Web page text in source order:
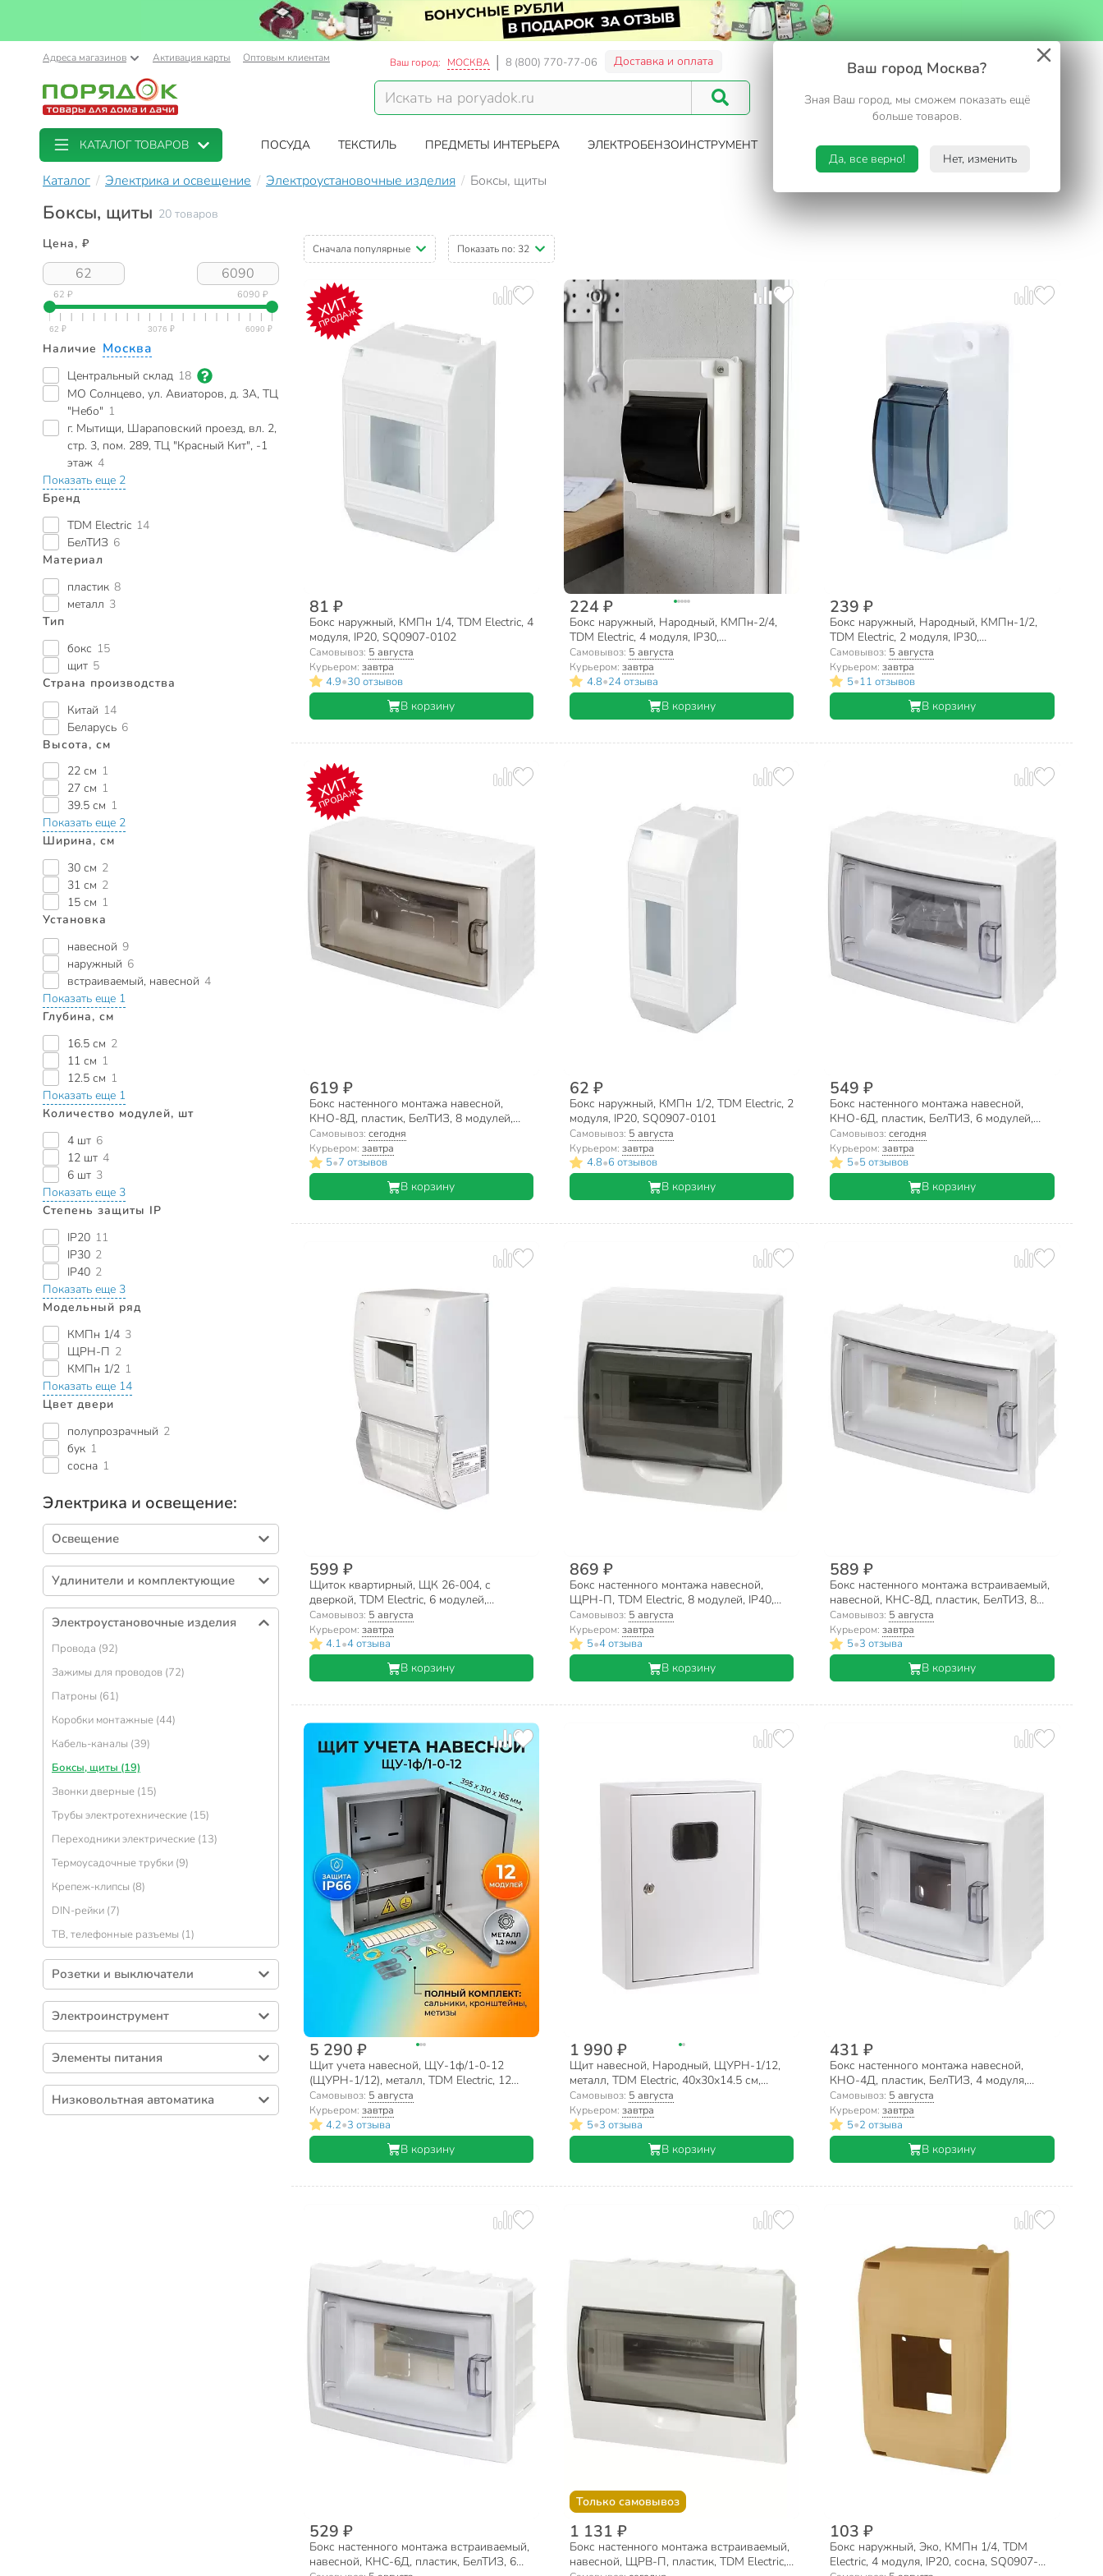
Ваш город Москва?
Зная Ваш город, мы сможем показать ещё
больше товаров.
Да, все верно! Нет, изменить
Адреса магазинов Активация карты Оптовым клиентам Ваш город: МОСКВА 8 (800) 770-77-06 Доставка и оплата
Корзина
КАТАЛОГ ТОВАРОВ ПОСУДА ТЕКСТИЛЬ ПРЕДМЕТЫ ИНТЕРЬЕРА ЭЛЕКТРОБЕНЗОИНСТРУМЕНТ САД И ОГОРОД ТУРИЗМ. ОТДЫХ НА ДАЧЕ
Каталог Электрика и освещение Электроустановочные изделия Боксы, щиты
Боксы, щиты 20 товаров
Цена, ₽
62 ₽ 6090 ₽
Наличие Москва
Центральный склад 18
МО Солнцево, ул. Авиаторов, д. 3А, ТЦ
"Небо" 1
г. Мытищи, Шараповский проезд, вл. 2,
стр. 3, пом. 289, ТЦ "Красный Кит", -1
этаж 4
Показать еще 2
Бренд
TDM Electric 14
БелТИЗ 6
Материал
пластик 8
металл 3
Тип
бокс 15
щит 5
Страна производства
Китай 14
Беларусь 6
Высота, см
22 см 1
27 см 1
39.5 см 1
Показать еще 2
Ширина, см
30 см 2
31 см 2
15 см 1
Установка
навесной 9
наружный 6
встраиваемый, навесной 4
Показать еще 1
Глубина, см
16.5 см 2
11 см 1
12.5 см 1
Показать еще 1
Количество модулей, шт
4 шт 6
12 шт 4
6 шт 3
Показать еще 3
Степень защиты IP
IP20 11
IP30 2
IP40 2
Показать еще 3
Модельный ряд
КМПн 1/4 3
ЩРН-П 2
КМПн 1/2 1
Показать еще 14
Цвет двери
полупрозрачный 2
бук 1
сосна 1
Электрика и освещение:
Освещение
Лампы светодиодные (359)
Светильники настенные и потолочные
(212)
Светильники настольные и напольные (84)
Фонари (62)
Светильники встраиваемые (50)
Прожекторы (39)
Датчики движения, освещения (14)
Лампы галогенные (14)
Ленты светодиодные (12)
Лампы накаливания (11)
Ночники (9)
Лампы переносные (8)
Трансформаторы, драйверы (4)
Плафоны, рассеиватели (2)
Лампы люминесцентные (1)
Удлинители и комплектующие
Удлинители бытовые (216)
Сетевые фильтры (55)
Корпусы удлинителя (51)
Вилки электрические (47)
Удлинители садовые (33)
Тройники (25)
Шнуры с вилкой (20)
Штепсели (19)
Электроустановочные изделия
Провода (92)
Зажимы для проводов (72)
Патроны (61)
Коробки монтажные (44)
Кабель-каналы (39)
Боксы, щиты (19)
Звонки дверные (15)
Трубы электротехнические (15)
Переходники электрические (13)
Термоусадочные трубки (9)
Крепеж-клипсы (8)
DIN-рейки (7)
ТВ, телефонные разъемы (1)
Розетки и выключатели
Розетки (206)
Выключатели (127)
Рамки (40)
Переключатели (7)
Комбинированные устройства (3)
Электроинструмент
Изолента (53)
Припои (31)
Паяльники (20)
Тестеры напряжения (1)
Элементы питания
Батарейки (85)
Батареи аккумуляторные (7)
Низковольтная автоматика
Сначала популярные Показать по: 32
ХИТ
ПРОДАЖ
81 ₽
Бокс наружный, КМПн 1/4, TDM Electric, 4
модуля, IP20, SQ0907-0102
Самовывоз: 5 августа
Курьером: завтра
4.9•30 отзывов
В корзину
224 ₽
Бокс наружный, Народный, КМПн-2/4,
TDM Electric, 4 модуля, IP30,
полупрозрачная дверь, SQ0907-0602
Самовывоз: 5 августа
Курьером: завтра
4.8•24 отзыва
В корзину
239 ₽
Бокс наружный, Народный, КМПн-1/2,
TDM Electric, 2 модуля, IP30,
полупрозрачная дверь, SQ0907-0601
Самовывоз: 5 августа
Курьером:завтра
5•11 отзывов
В корзину
ХИТ
ПРОДАЖ
619 ₽
Бокс настенного монтажа навесной,
КНО-8Д, пластик, БелТИЗ, 8 модулей,
IP20, УТ000002642
Самовывоз: сегодня
Курьером: завтра
5•7 отзывов
В корзину
62 ₽
Бокс наружный, КМПн 1/2, TDM Electric, 2
модуля, IP20, SQ0907-0101
Самовывоз: 5 августа
Курьером: завтра
4.8•6 отзывов
В корзину
549 ₽
Бокс настенного монтажа навесной,
КНО-6Д, пластик, БелТИЗ, 6 модулей,
IP20, УТ000002701
Самовывоз:сегодня
Курьером:завтра
5•5 отзывов
В корзину
599 ₽
Щиток квартирный, ЩК 26-004, с
дверкой, TDM Electric, 6 модулей,
27х15х11 см, IP20, SQ0906-0018
Самовывоз: 5 августа
Курьером: завтра
4.1•4 отзыва
В корзину
869 ₽
Бокс настенного монтажа навесной,
ЩРН-П, TDM Electric, 8 модулей, IP40,
SQ0901-0003
Самовывоз: 5 августа
Курьером: завтра
5•4 отзыва
В корзину
589 ₽
Бокс настенного монтажа встраиваемый,
навесной, КНС-8Д, пластик, БелТИЗ, 8
модулей, IP20, УТ000002643
Самовывоз: 5 августа
Курьером:завтра
5•3 отзыва
В корзину
5 290 ₽
Щит учета навесной, ЩУ-1ф/1-0-12
(ЩУРН-1/12), металл, TDM Electric, 12
модулей, 39.5х31х16.5 см, IP66, SQ0905-
0100
Самовывоз: 5 августа
Курьером: завтра
4.2•3 отзыва
В корзину
1 990 ₽
Щит навесной, Народный, ЩУРН-1/12,
металл, TDM Electric, 40х30х14.5 см,
SQ0905-0801
Самовывоз: 5 августа
Курьером: завтра
5•3 отзыва
В корзину
431 ₽
Бокс настенного монтажа навесной,
КНО-4Д, пластик, БелТИЗ, 4 модуля,
IP20, УТ000002709
Самовывоз: 5 августа
Курьером:завтра
5•2 отзыва
В корзину
529 ₽
Бокс настенного монтажа встраиваемый,
навесной, КНС-6Д, пластик, БелТИЗ, 6
Только самовывоз
1 131 ₽
Бокс настенного монтажа встраиваемый,
навесной, ЩРВ-П, пластик, TDM Electric,
103 ₽
Бокс наружный, Эко, КМПн 1/4, TDM
Electric, 4 модуля, IP20, сосна, SQ0907-